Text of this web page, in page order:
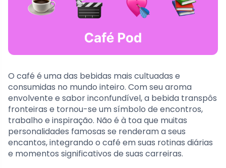
O café é uma das bebidas mais cultuadas e
consumidas no mundo inteiro. Com seu aroma
envolvente e sabor inconfundível, a bebida transpôs
fronteiras e tornou-se um símbolo de encontros,
trabalho e inspiração. Não é à toa que muitas
personalidades famosas se renderam a seus
encantos, integrando o café em suas rotinas diárias
e momentos significativos de suas carreiras.